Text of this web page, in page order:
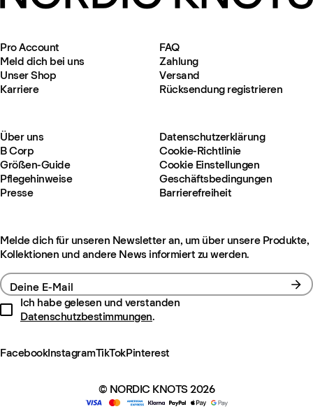
Pro Account
Meld dich bei uns
Unser Shop
Karriere
FAQ
Zahlung
Versand
Rücksendung registrieren
Über uns
B Corp
Größen-Guide
Pflegehinweise
Presse
Datenschutzerklärung
Cookie-Richtlinie
Cookie Einstellungen
Geschäftsbedingungen
Barrierefreiheit
Melde dich für unseren Newsletter an, um über unsere Produkte,
Kollektionen und andere News informiert zu werden.
Deine E-Mail
Ich habe gelesen und verstanden
Datenschutzbestimmungen.
FacebookInstagramTikTokPinterest
© NORDIC KNOTS 2026